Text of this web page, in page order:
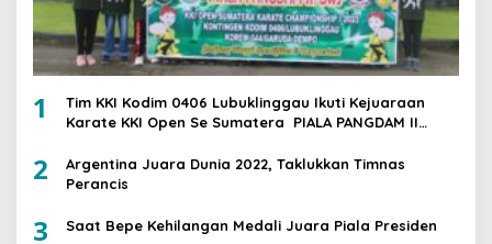
1
Tim KKI Kodim 0406 Lubuklinggau Ikuti Kejuaraan
Karate KKI Open Se Sumatera PIALA PANGDAM II
2
Argentina Juara Dunia 2022, Taklukkan Timnas
Perancis
3 Saat Bepe Kehilangan Medali Juara Piala Presiden